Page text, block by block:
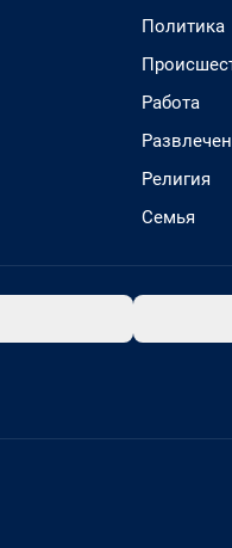
Политика
Работа
Религия
Семья